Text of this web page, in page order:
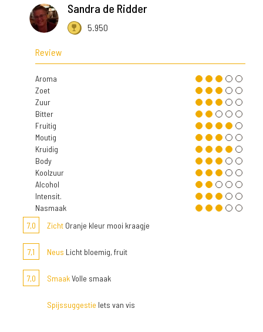
Sandra de Ridder
5.950
Review
Aroma
Zoet
Zuur
Bitter
Fruitig
Moutig
Kruidig
Body
Koolzuur
Alcohol
Intensit.
Nasmaak
7,0
Zicht Oranje kleur mooi kraagje
7,1 Neus Licht bloemig, fruit
7,0 SmaakVolle smaak
Spijssuggestie Iets van vis